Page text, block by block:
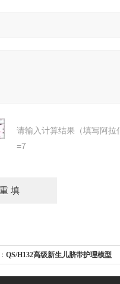
请输入计算结果（填写阿拉
=7
QS/H132高级新生儿脐带护理模型